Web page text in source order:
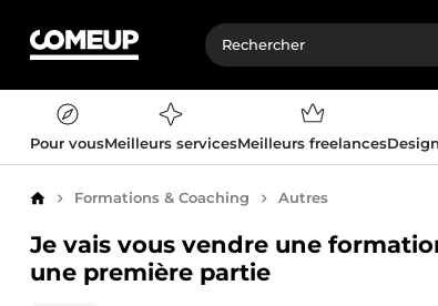
Pour vousMeilleurs servicesMeilleurs freelances
AccueilFormations & Coaching Autres
Je vais vous vendre une
une première partie